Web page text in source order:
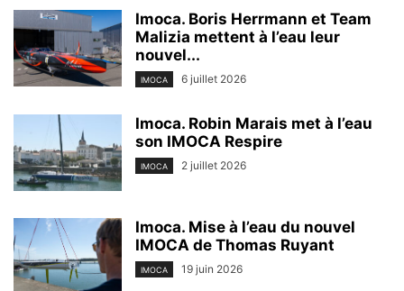
Imoca. Boris Herrmann et Team
Malizia mettent à l’eau leur
nouvel...
IMOCA 6 juillet 2026
Imoca. Robin Marais met à l’eau
son IMOCA Respire
IMOCA 2 juillet 2026
Imoca. Mise à l’eau du nouvel
IMOCA de Thomas Ruyant
IMOCA 19 juin 2026